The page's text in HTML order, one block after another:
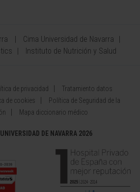
Cima Universidad de Navarra
Instituto de Nutrición y Salud
de privacidad
Tratamiento datos
de cookies
Política de Seguridad de la
Mapa diccionario médico
DE NAVARRA 2026